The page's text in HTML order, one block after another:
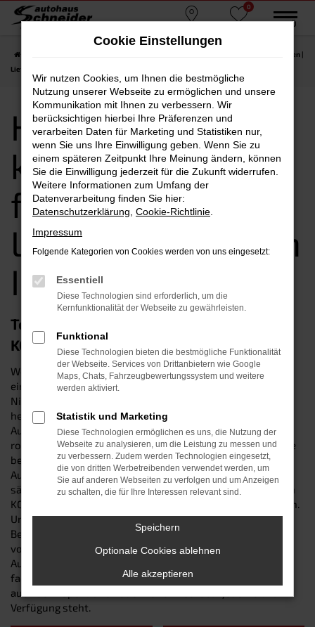
Zum
0
MENÜ
Hyundai KONA kaufen, leasen, finanzieren |
Lieferservice nach Ingolstadt
Hyundai KONA
kaufen, leasen,
finanzieren |
Lieferservice nach
Ingolstadt
Top-Mobilität in Ingolstadt: der Hyundai
KONA
Wer erstklassig in Ingolstadt unterwegs sein will, trifft mit
einem Hyundai KONA eine garantiert kluge Entscheidung:
Nicht nur, dass das Modell in sämtlichen Tests
hervorragende Bewertungen erzielt – auch „gewöhnliche“
Autofahrer in Ingolstadt und Umgebung schätzen die
robuste Zuverlässigkeit, den erstklassigen Komfort und die
bestechende Vielseitigkeit des Hyundai KONA. Wir vom
Autohaus Schneider sind Ihre lokale Top-Adresse für
sämtliche Fahrzeuge von Hyundai und verkaufen Ihnen den
KONA als Neuwagen sowie als Gebraucht- und Jahreswagen.
Unser Firmenname steht seit 1987 für herausragende
Beratung und Expertise im Kfz-Bereich. Ganz zu schweigen
von unserem Top-Werkstattservice, der Sie auch nach dem
Autokauf bei allen Anliegen rund um Ihren Hyundai KONA
fachkundig betreut und Ihnen sowohl bei Reparaturen als
auch bei Inspektionen oder Reifenwechseln jederzeit zur
Verfügung steht.
Cookie Einstellungen
Wir nutzen Cookies, um Ihnen die bestmögliche
Nutzung unserer Webseite zu ermöglichen und unsere
Kommunikation mit Ihnen zu verbessern. Wir
berücksichtigen hierbei Ihre Präferenzen und
verarbeiten Daten für Marketing und Statistiken nur,
wenn Sie uns Ihre Einwilligung geben. Wenn Sie zu
einem späteren Zeitpunkt Ihre Meinung ändern, können
Sie die Einwilligung jederzeit für die Zukunft widerrufen.
Weitere Informationen zum Umfang der
Datenverarbeitung finden Sie hier:
Datenschutzerklärung Cookie-Richtlinie
Impressum
Folgende Kategorien von Cookies werden von uns eingesetzt:
Essentiell
Diese Technologien sind erforderlich, um die
Kernfunktionalität der Webseite zu gewährleisten.
Funktional
Diese Technologien bieten die bestmögliche Funktionalität
der Webseite. Services von Drittanbietern wie Google
Maps, Chats, Fahrzeugbewertungssystem und weitere
werden aktiviert.
Statistik und Marketing
Diese Technologien ermöglichen es uns, die Nutzung der
Webseite zu analysieren, um die Leistung zu messen und
zu verbessern. Zudem werden Technologien eingesetzt,
die von dritten Werbetreibenden verwendet werden, um
Sie auf anderen Webseiten zu verfolgen und um Anzeigen
zu schalten, die für Ihre Interessen relevant sind.
Speichern
Optionale Cookies ablehnen
Alle akzeptieren